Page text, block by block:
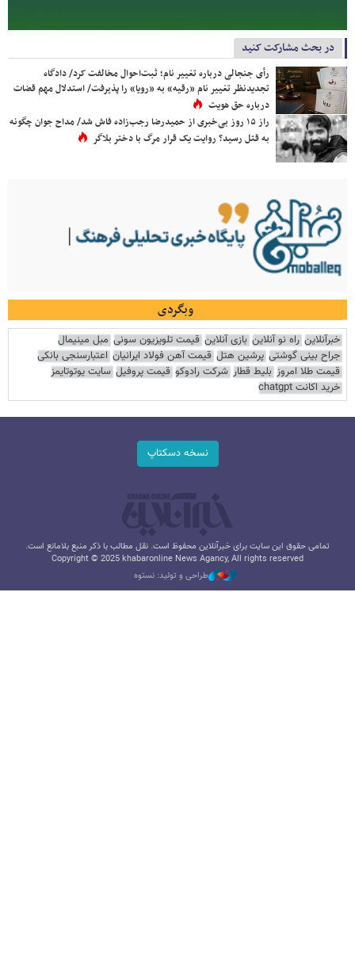
در بحث مشارکت کنید
رأی جنجالی درباره تغییر نام؛ ثبت‌احوال مخالفت کرد/ دادگاه
تجدیدنظر تغییر نام «رقیه» به «رویا» را پذیرفت/ استدلال مهم قضات
درباره حق هویت
راز ۱۵ روز بی‌خبری از حمیدرضا رجب‌زاده فاش شد/ مداح جوان چگونه
به قتل رسید؟ روایت یک قرار مرگ با دختر بلاگر
وبگردی
خبرآنلاین راه نو آنلاین بازی آنلاین قیمت تلویزیون سونی مبل مینیمال
جراح بینی گوشتی پرشین هتل قیمت آهن فولاد ایرانیان اعتبارسنجی بانکی
قیمت طلا امروز بلیط قطار شرکت رادوکو قیمت پروفیل سایت یوتوتایمز
خرید اکانت chatgpt
نسخه دسکتاپ
تمامی حقوق این سایت برای خبرآنلاین محفوظ است. نقل مطالب با ذکر منبع بلامانع است.
Copyright © 2025 khabaronline News Agancy, All rights reserved
طراحی و تولید: نستوه